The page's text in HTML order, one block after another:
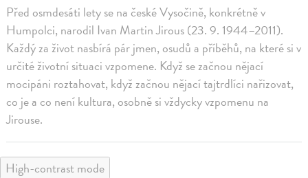
Před osmdesáti lety se na české Vysočině, konkrétně v
Humpolci, narodil Ivan Martin Jirous (23. 9. 1944–2011).
Každý za život nasbírá pár jmen, osudů a příběhů, na které si v
určité životní situaci vzpomene. Když se začnou nějací
mocipáni roztahovat, když začnou nějací tajtrdlíci nařizovat,
co je a co není kultura, osobně si vždycky vzpomenu na
Jirouse.
High-contrast mode